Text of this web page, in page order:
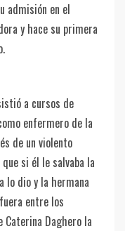
admisión en el
y hace su primera
a cursos de
enfermero de la
de un violento
si él le salvaba la
lo dio y la hermana
entre los
Caterina Daghero la